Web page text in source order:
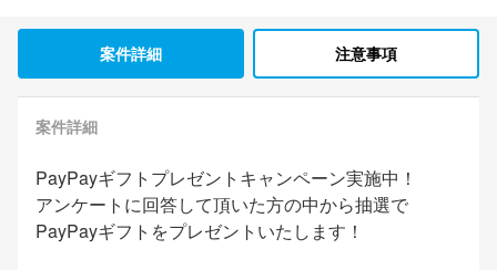
案件詳細 注意事項
案件詳細
PayPayギフトプレゼントキャンペーン実施中！
アンケートに回答して頂いた方の中から抽選で
PayPayギフトをプレゼントいたします！